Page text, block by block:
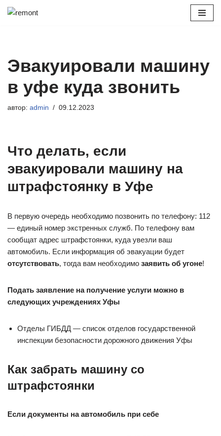
Эвакуировали машину
в уфе куда звонить
автор: admin 09.12.2023
Что делать, если
эвакуировали машину на
штрафстоянку в Уфе
В первую очередь необходимо позвонить по телефону: 112
— единый номер экстренных служб. По телефону вам
сообщат адрес штрафстоянки, куда увезли ваш
автомобиль. Если информация об эвакуации будет
отсутствовать, тогда вам необходимо заявить об угоне!
Подать заявление на получение услуги можно в
следующих учреждениях Уфы
Отделы ГИБДД — список отделов государственной
инспекции безопасности дорожного движения Уфы
Как забрать машину со
штрафстоянки
Если документы на автомобиль при себе